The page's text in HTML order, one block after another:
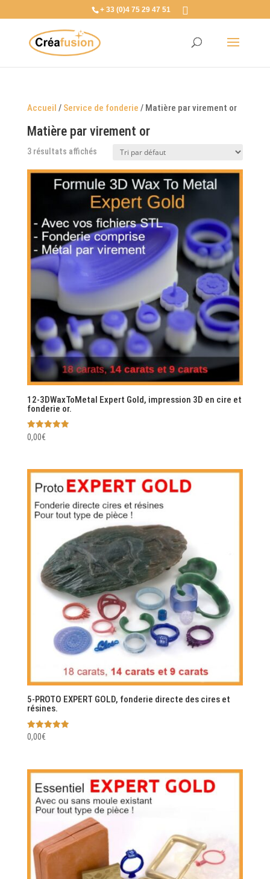
+ 33 (0)4 75 29 47 51
Accueil / Service de fonderie / Matière par virement or
Matière par virement or
3 résultats affichés
12-3DWaxToMetal Expert Gold, impression 3D en cire et
fonderie or.
Note
5.00
0,00€
5-PROTO EXPERT GOLD, fonderie directe des cires et
résines.
Note
5.00
0,00€